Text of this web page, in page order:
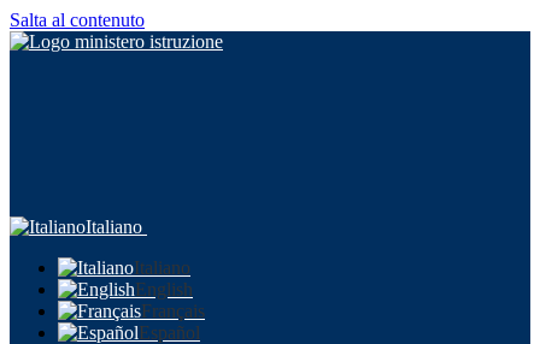
Salta al contenuto
Italiano
Italiano
English
Français
Español